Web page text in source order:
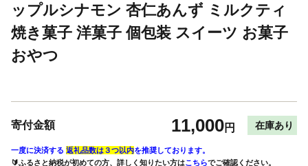
ップルシナモン 杏仁あんず ミルクティ
焼き菓子 洋菓子 個包装 スイーツ お菓子
おやつ
寄付金額 11,000円 在庫あり
一度に決済する 返礼品数は３つ以内を推奨しております。
🔰ふるさと納税が初めての方、詳しく知りたい方はこちらでご確認ください。